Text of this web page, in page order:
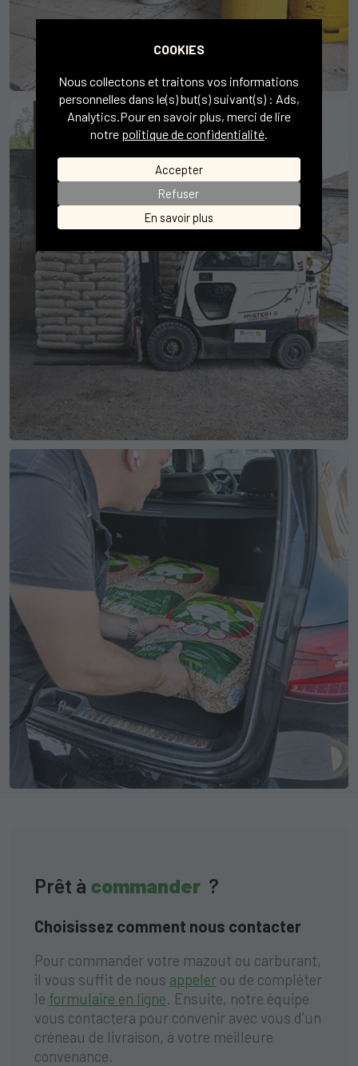
COOKIES
Nous collectons et traitons vos informations
personnelles dans le(s) but(s) suivant(s) : Ads,
Analytics.Pour en savoir plus, merci de lire
notre politique de confidentialité.
Accepter
Refuser
En savoir plus
Prêt à commander ?
Choisissez comment nous contacter
Pour commander votre mazout ou carburant,
il vous suffit de nous appeler ou de compléter
le formulaire en ligne. Ensuite, notre équipe
vous contactera pour convenir avec vous d’un
créneau de livraison, à votre meilleure
convenance.